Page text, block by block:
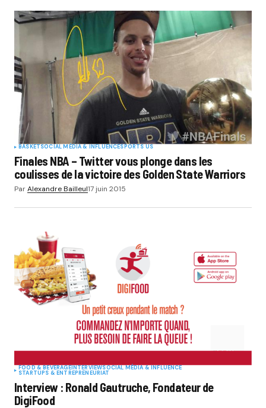
Your Name*
Your E-mail*
Submit Comment
BASKETSOCIAL MÉDIA & INFLUENCESPORTS US
Finales NBA – Twitter vous plonge dans les
coulisses de la victoire des Golden State Warriors
ParAlexandre Bailleul17 juin 2015
FOOD & BEVERAGEINTERVIEWSOCIAL MÉDIA & INFLUENCE
STARTUPS & ENTREPRENEURIAT
Interview : Ronald Gautruche, Fondateur de
DigiFood